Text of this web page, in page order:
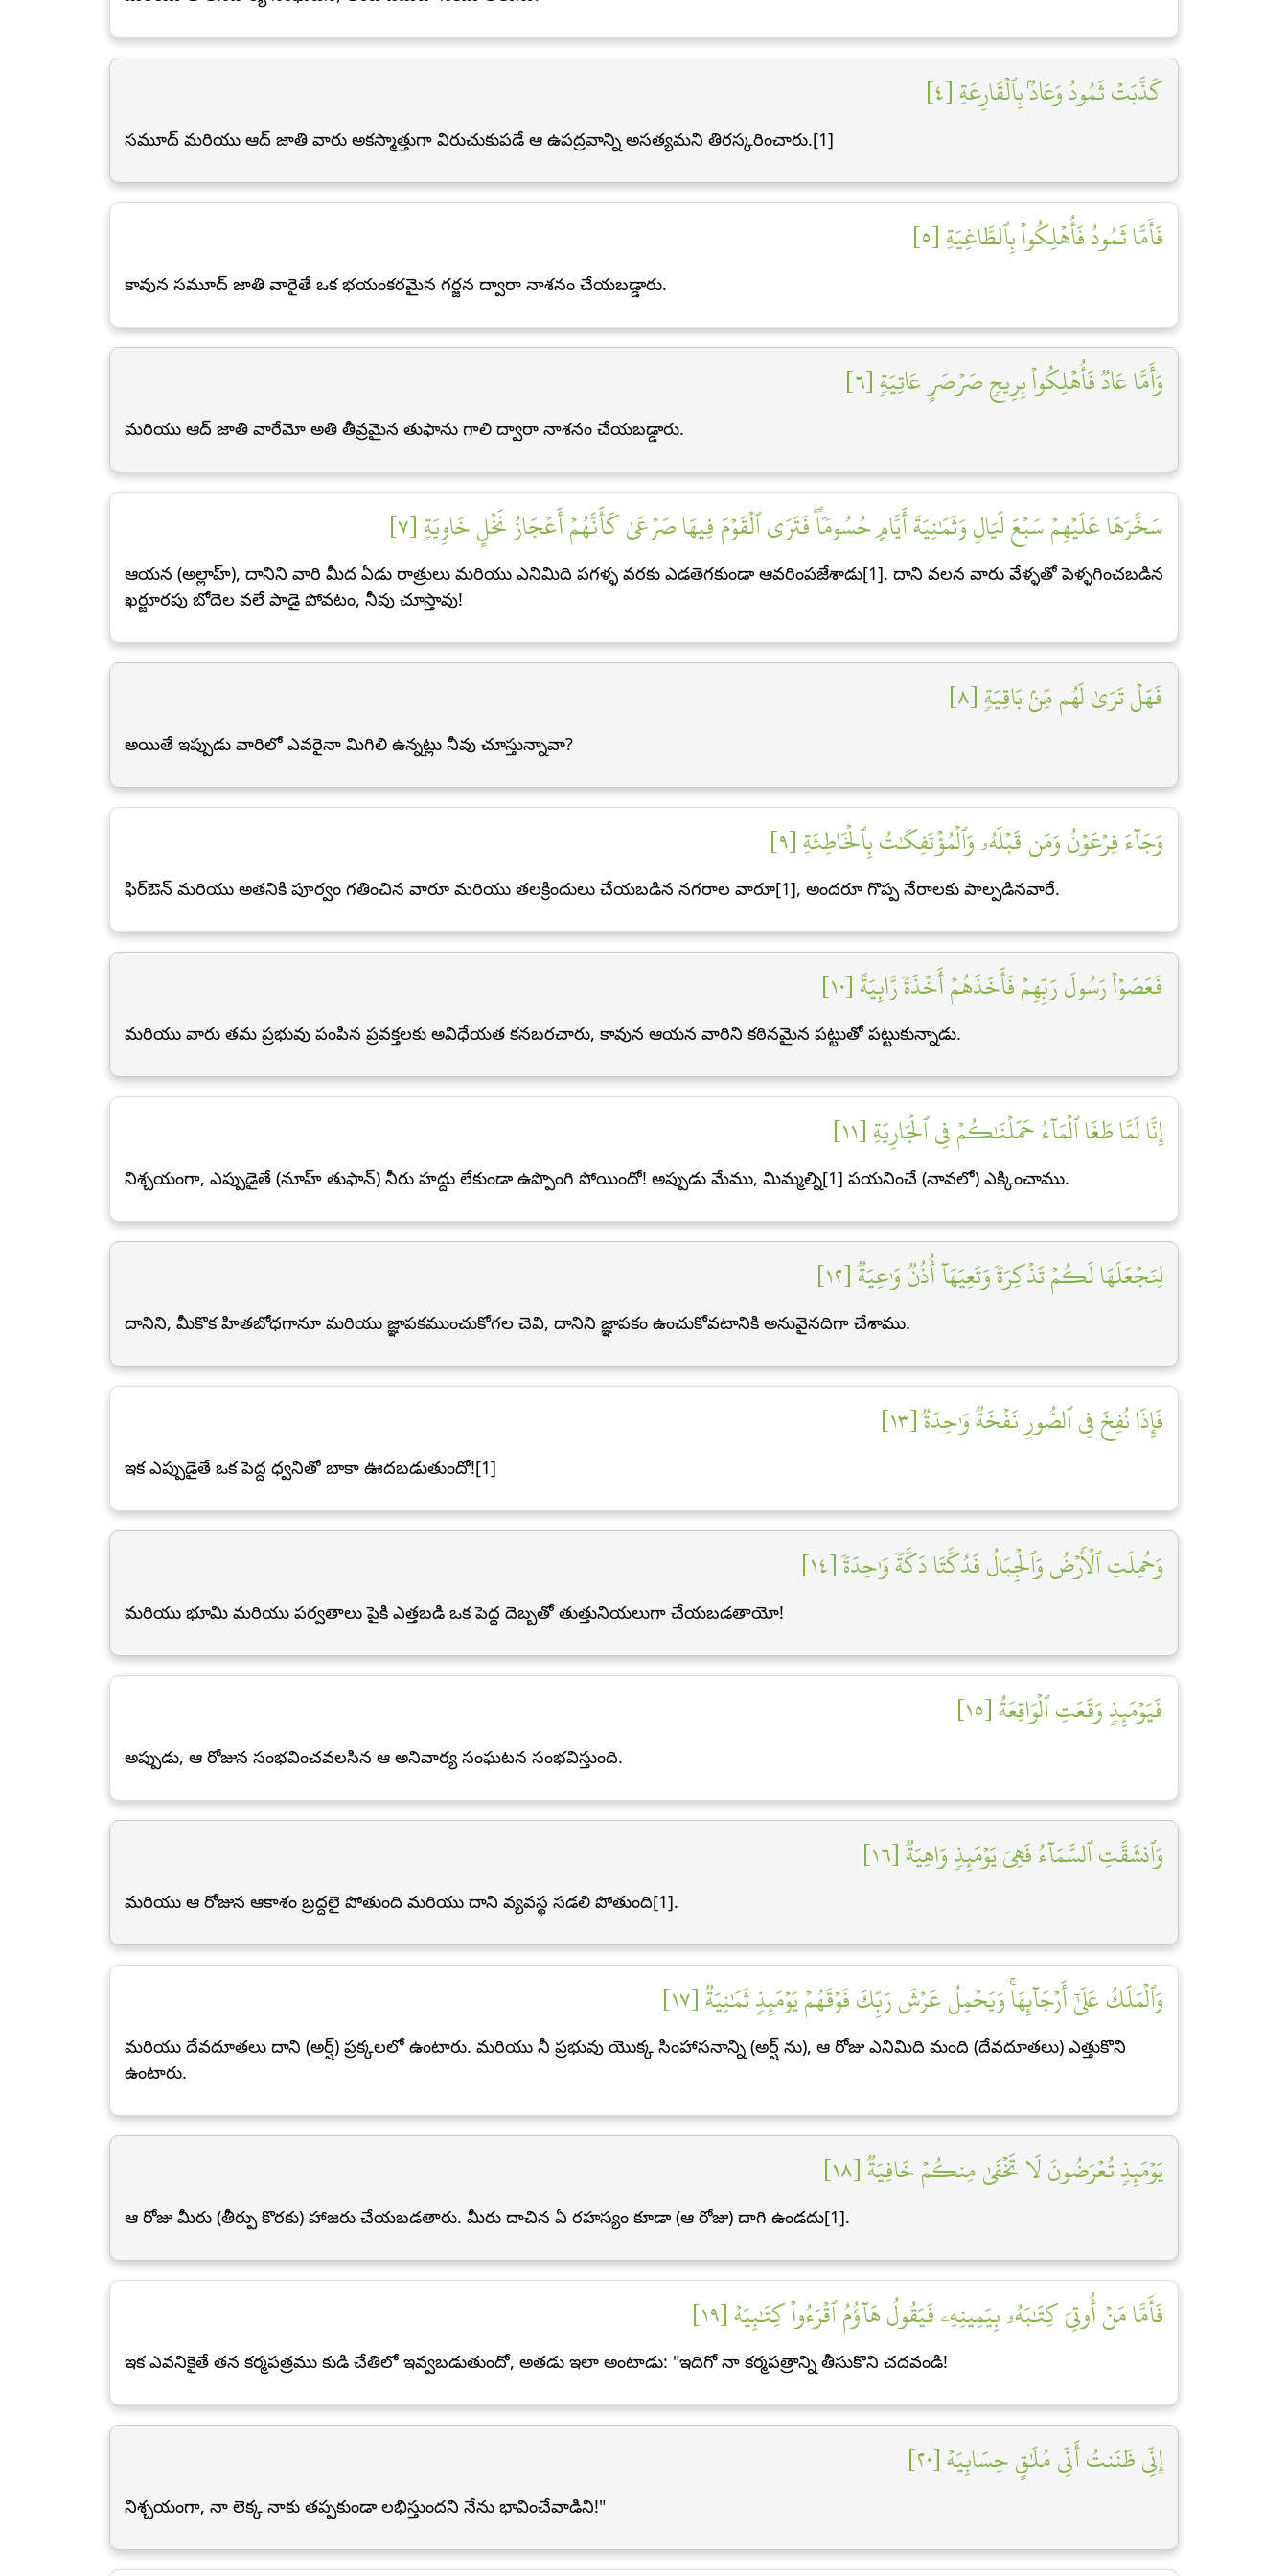
كَذَّبَتۡ ثَمُودُ وَعَادُۢ بِٱلۡقَارِعَةِ [٤]
సమూద్ మరియు ఆద్ జాతి వారు అకస్మాత్తుగా విరుచుకుపడే ఆ ఉపద్రవాన్ని అసత్యమని తిరస్కరించారు.[1]
فَأَمَّا ثَمُودُ فَأُهۡلِكُواْ بِٱلطَّاغِيَةِ [٥]
కావున సమూద్ జాతి వారైతే ఒక భయంకరమైన గర్జన ద్వారా నాశనం చేయబడ్డారు.
وَأَمَّا عَادٞ فَأُهۡلِكُواْ بِرِيحٖ صَرۡصَرٍ عَاتِيَةٖ [٦]
మరియు ఆద్ జాతి వారేమో అతి తీవ్రమైన తుఫాను గాలి ద్వారా నాశనం చేయబడ్డారు.
سَخَّرَهَا عَلَيۡهِمۡ سَبۡعَ لَيَالٖ وَثَمَٰنِيَةَ أَيَّامٍ حُسُومٗاۖ فَتَرَى ٱلۡقَوۡمَ فِيهَا صَرۡعَىٰ كَأَنَّهُمۡ أَعۡجَازُ نَخۡلٍ خَاوِيَةٖ [٧]
ఆయన (అల్లాహ్), దానిని వారి మీద ఏడు రాత్రులు మరియు ఎనిమిది పగళ్ళ వరకు ఎడతెగకుండా ఆవరింపజేశాడు[1]. దాని వలన వారు వేళ్ళతో పెళ్ళగించబడిన
ఖర్జూరపు బోదెల వలే పాడై పోవటం, నీవు చూస్తావు!
فَهَلۡ تَرَىٰ لَهُم مِّنۢ بَاقِيَةٖ [٨]
అయితే ఇప్పుడు వారిలో ఎవరైనా మిగిలి ఉన్నట్లు నీవు చూస్తున్నావా?
وَجَآءَ فِرۡعَوۡنُ وَمَن قَبۡلَهُۥ وَٱلۡمُؤۡتَفِكَٰتُ بِٱلۡخَاطِئَةِ [٩]
ఫిర్ఔన్ మరియు అతనికి పూర్వం గతించిన వారూ మరియు తలక్రిందులు చేయబడిన నగరాల వారూ[1], అందరూ గొప్ప నేరాలకు పాల్పడినవారే.
فَعَصَوۡاْ رَسُولَ رَبِّهِمۡ فَأَخَذَهُمۡ أَخۡذَةٗ رَّابِيَةً [١٠]
మరియు వారు తమ ప్రభువు పంపిన ప్రవక్తలకు అవిధేయత కనబరచారు, కావున ఆయన వారిని కఠినమైన పట్టుతో పట్టుకున్నాడు.
إِنَّا لَمَّا طَغَا ٱلۡمَآءُ حَمَلۡنَٰكُمۡ فِي ٱلۡجَارِيَةِ [١١]
నిశ్చయంగా, ఎప్పుడైతే (నూహ్ తుఫాన్) నీరు హద్దు లేకుండా ఉప్పొంగి పోయిందో! అప్పుడు మేము, మిమ్మల్ని[1] పయనించే (నావలో) ఎక్కించాము.
لِنَجۡعَلَهَا لَكُمۡ تَذۡكِرَةٗ وَتَعِيَهَآ أُذُنٞ وَٰعِيَةٞ [١٢]
దానిని, మీకొక హితబోధగానూ మరియు జ్ఞాపకముంచుకోగల చెవి, దానిని జ్ఞాపకం ఉంచుకోవటానికి అనువైనదిగా చేశాము.
فَإِذَا نُفِخَ فِي ٱلصُّورِ نَفۡخَةٞ وَٰحِدَةٞ [١٣]
ఇక ఎప్పుడైతే ఒక పెద్ద ధ్వనితో బాకా ఊదబడుతుందో![1]
وَحُمِلَتِ ٱلۡأَرۡضُ وَٱلۡجِبَالُ فَدُكَّتَا دَكَّةٗ وَٰحِدَةٗ [١٤]
మరియు భూమి మరియు పర్వతాలు పైకి ఎత్తబడి ఒక పెద్ద దెబ్బతో తుత్తునియలుగా చేయబడతాయో!
فَيَوۡمَئِذٖ وَقَعَتِ ٱلۡوَاقِعَةُ [١٥]
అప్పుడు, ఆ రోజున సంభవించవలసిన ఆ అనివార్య సంఘటన సంభవిస్తుంది.
وَٱنشَقَّتِ ٱلسَّمَآءُ فَهِيَ يَوۡمَئِذٖ وَاهِيَةٞ [١٦]
మరియు ఆ రోజున ఆకాశం బ్రద్దలై పోతుంది మరియు దాని వ్యవస్థ సడలి పోతుంది[1].
وَٱلۡمَلَكُ عَلَىٰٓ أَرۡجَآئِهَاۚ وَيَحۡمِلُ عَرۡشَ رَبِّكَ فَوۡقَهُمۡ يَوۡمَئِذٖ ثَمَٰنِيَةٞ [١٧]
మరియు దేవదూతలు దాని (అర్ష్) ప్రక్కలలో ఉంటారు. మరియు నీ ప్రభువు యొక్క సింహాసనాన్ని (అర్ష్ ను), ఆ రోజు ఎనిమిది మంది (దేవదూతలు) ఎత్తుకొని
ఉంటారు.
يَوۡمَئِذٖ تُعۡرَضُونَ لَا تَخۡفَىٰ مِنكُمۡ خَافِيَةٞ [١٨]
ఆ రోజు మీరు (తీర్పు కొరకు) హాజరు చేయబడతారు. మీరు దాచిన ఏ రహస్యం కూడా (ఆ రోజు) దాగి ఉండదు[1].
فَأَمَّا مَنۡ أُوتِيَ كِتَٰبَهُۥ بِيَمِينِهِۦ فَيَقُولُ هَآؤُمُ ٱقۡرَءُواْ كِتَٰبِيَهۡ [١٩]
ఇక ఎవనికైతే తన కర్మపత్రము కుడి చేతిలో ఇవ్వబడుతుందో, అతడు ఇలా అంటాడు: "ఇదిగో నా కర్మపత్రాన్ని తీసుకొని చదవండి!
إِنِّي ظَنَنتُ أَنِّي مُلَٰقٍ حِسَابِيَهۡ [٢٠]
నిశ్చయంగా, నా లెక్క నాకు తప్పకుండా లభిస్తుందని నేను భావించేవాడిని!"